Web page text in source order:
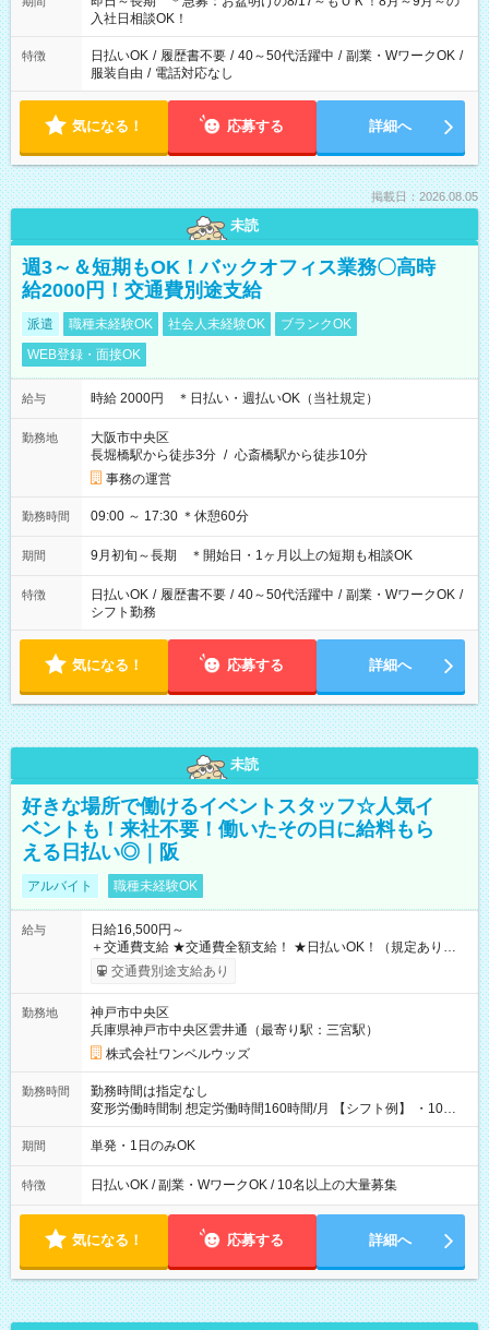
入社日相談OK！
特徴 日払いOK / 履歴書不要 / 40～50代活躍中 / 副業・WワークOK /
服装自由 / 電話対応なし
気になる！ 応募する 詳細へ
掲載日：2026.08.05
未読
週3～＆短期もOK！バックオフィス業務〇高時
給2000円！交通費別途支給
派遣 職種未経験OK 社会人未経験OK
ブランクOK
WEB登録・面接OK
給与 時給 2000円 ＊日払い・週払いOK（当社規定）
勤務地
大阪市中央区
長堀橋駅から徒歩3分 / 心斎橋駅から徒歩10分
事務の運営
勤務時間 09:00 ～ 17:30 ＊休憩60分
期間 9月初旬～長期 ＊開始日・1ヶ月以上の短期も相談OK
特徴 日払いOK / 履歴書不要 / 40～50代活躍中 / 副業・WワークOK /
シフト勤務
気になる！ 応募する 詳細へ
未読
好きな場所で働けるイベントスタッフ☆人気イ
ベントも！来社不要！働いたその日に給料もら
える日払い◎｜阪
アルバイト 職種未経験OK
給与
日給16,500円～
＋交通費支給 ★交通費全額支給！ ★日払いOK！（規定あり） ┗
働いたその日に現金GET♪ お仕事後はコンビニATMから 日払
交通費別途支給あり
勤務地
神戸市中央区
兵庫県神戸市中央区雲井通（最寄り駅：三宮駅）
株式会社ワンベルウッズ
勤務時間
勤務時間は指定なし
変形労働時間制 想定労働時間160時間/月 【シフト例】 ・10：
00～20：00
期間 単発・1日のみOK
特徴 日払いOK / 副業・WワークOK / 10名以上の大量募集
気になる！ 応募する 詳細へ